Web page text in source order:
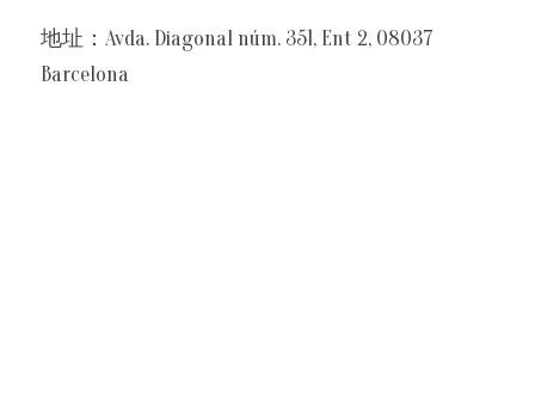
地址：Avda. Diagonal núm. 351, Ent 2, 08037
Barcelona